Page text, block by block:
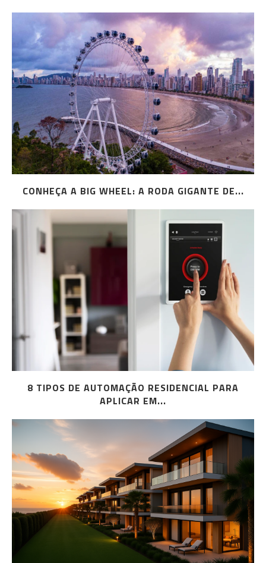
CONHEÇA A BIG WHEEL: A RODA GIGANTE DE...
8 TIPOS DE AUTOMAÇÃO RESIDENCIAL PARA
APLICAR EM...